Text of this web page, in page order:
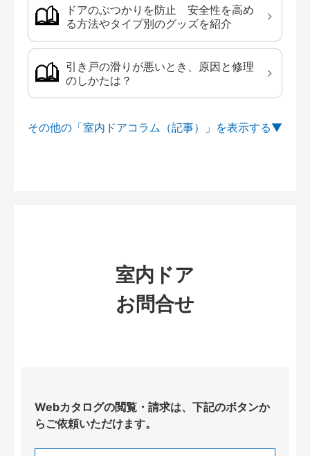
ドアのぶつかりを防止 安全性を高め
る方法やタイプ別のグッズを紹介
引き戸の滑りが悪いとき、原因と修理
のしかたは？
その他の「室内ドアコラム（記事）」を
室内ドア
お問合せ
Webカタログの閲覧・請求は、下記のボタンか
らご依頼いただけます。